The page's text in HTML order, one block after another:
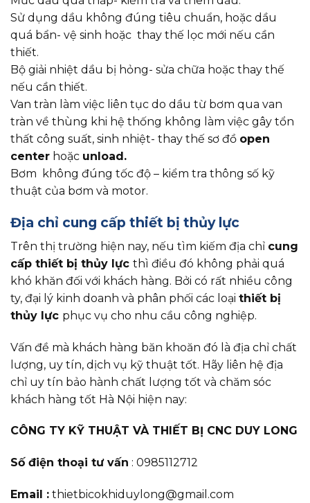
Sử dụng dầu không đúng tiêu chuẩn, hoặc dầu
quá bẩn- vệ sinh hoặc thay thế lọc mới nếu cần
thiết.
Bộ giải nhiệt dầu bị hỏng- sửa chữa hoặc thay thế
nếu cần thiết.
Van tràn làm việc liên tục do dầu từ bơm qua van
tràn về thùng khi hệ thống không làm việc gây tổn
thất công suất, sinh nhiệt- thay thế sơ đồ open
center hoặc unload.
Bơm không đúng tốc độ – kiểm tra thông số kỹ
thuật của bơm và motor.
Địa chỉ cung cấp thiết bị thủy lực
Trên thị trường hiện nay, nếu tìm kiếm địa chỉ cung
cấp thiết bị thủy lực thì điều đó không phải quá
khó khăn đối với khách hàng. Bởi có rất nhiều công
ty, đại lý kinh doanh và phân phối các loại thiết bị
thủy lực phục vụ cho nhu cầu công nghiệp.
Vấn đề mà khách hàng băn khoăn đó là địa chỉ chất
lượng, uy tín, dịch vụ kỹ thuật tốt. Hãy liên hệ địa
chỉ uy tín bảo hành chất lượng tốt và chăm sóc
khách hàng tốt Hà Nội hiện nay:
CÔNG TY KỸ THUẬT VÀ THIẾT BỊ CNC DUY LONG
Số điện thoại tư vấn : 0985112712
Email : thietbicokhiduylong@gmail.com